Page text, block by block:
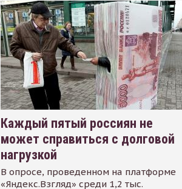
Каждый пятый россиян не
может справиться с долговой
нагрузкой
В опросе, проведенном на платформе
«Яндекс.Взгляд» среди 1,2 тыс.